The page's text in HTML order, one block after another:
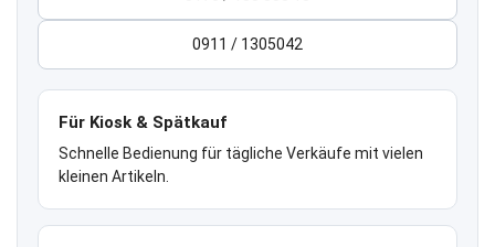
0911 / 1305042
Für Kiosk & Spätkauf
Schnelle Bedienung für tägliche Verkäufe mit vielen
kleinen Artikeln.